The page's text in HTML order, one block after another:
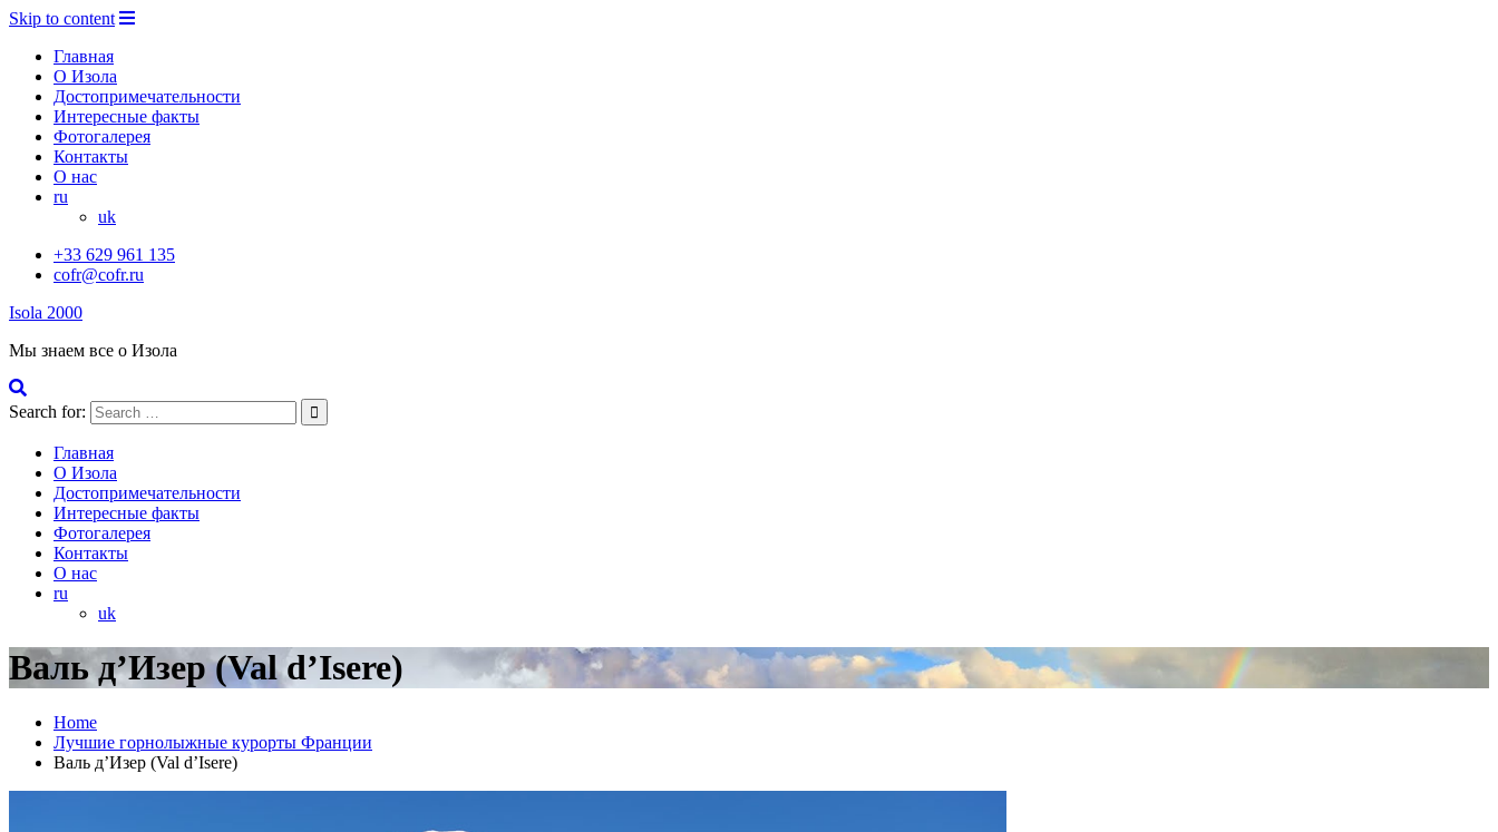
Skip to content
Главная
О Изола
Достопримечательности
Интересные факты
Фотогалерея
Контакты
О нас
ru
uk
+33 629 961 135
cofr@cofr.ru
Isola 2000
Мы знаем все о Изола
Search for:
Главная
О Изола
Достопримечательности
Интересные факты
Фотогалерея
Контакты
О нас
ru
uk
Валь д’Изер (Val d’Isere)
Home
Лучшие горнолыжные курорты Франции
Валь д’Изер (Val d’Isere)